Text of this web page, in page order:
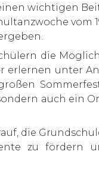
wichtigen
vom
die
erlernen unter
auch ein
die
zu